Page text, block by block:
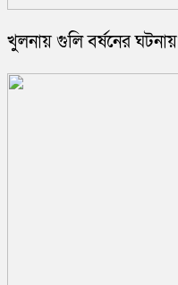
খুলনায় গুলি বর্ষনের ঘটনায়